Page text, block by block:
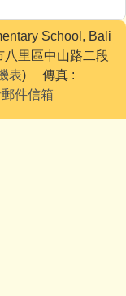
School, Bali
八里區中山路二段
表) 傳真 :
件信箱